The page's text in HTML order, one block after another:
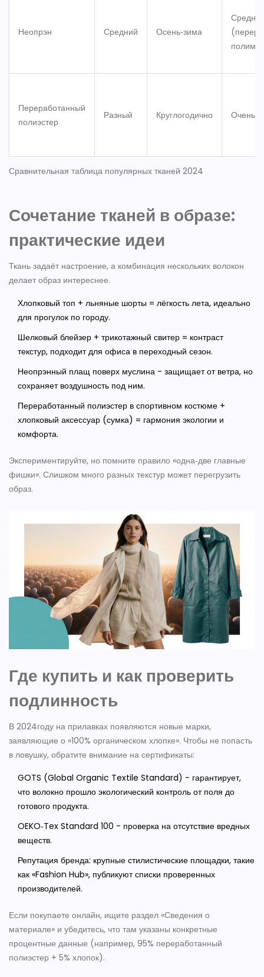
Сравнительная таблица популярных тканей 2024
Неопрэн Средний Осень‑зима
Переработанный
полиэстер
Разный Круглогодично Очень
Сочетание тканей в образе:
практические идеи
Ткань задаёт настроение, а комбинация нескольких волокон
делает образ интереснее.
Хлопковый топ + льняные шорты = лёгкость лета, идеально
для прогулок по городу.
Шелковый блейзер + трикотажный свитер = контраст
текстур, подходит для офиса в переходный сезон.
Неопрэнный плащ поверх муслина - защищает от ветра, но
сохраняет воздушность под ним.
Переработанный полиэстер в спортивном костюме +
хлопковый аксессуар (сумка) = гармония экологии и
комфорта.
Экспериментируйте, но помните правило «одна‑две главные
фишки». Слишком много разных текстур может перегрузить
образ.
Где купить и как проверить
подлинность
В 2024году на прилавках появляются новые марки,
заявляющие о «100% органическом хлопке». Чтобы не попасть
в ловушку, обратите внимание на сертификаты:
GOTS (Global Organic Textile Standard) - гарантирует,
что волокно прошло экологический контроль от поля до
готового продукта.
OEKO‑Tex Standard 100 - проверка на отсутствие вредных
веществ.
Репутация бренда: крупные стилистические площадки, такие
как «Fashion Hub», публикуют списки проверенных
производителей.
Если покупаете онлайн, ищите раздел «Сведения о
материале» и убедитесь, что там указаны конкретные
процентные данные (например, 95% переработанный
полиэстер + 5% хлопок).